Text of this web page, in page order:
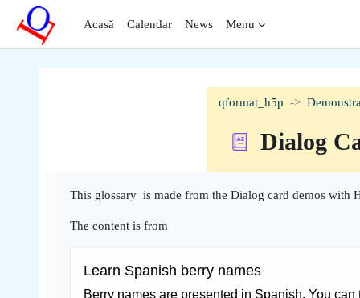
Sari la conţinutul principal
Acasă
Calendar News Menu
qformat_h5p
Dialog
This glossary is made from the Dialog card demos with
The content is from